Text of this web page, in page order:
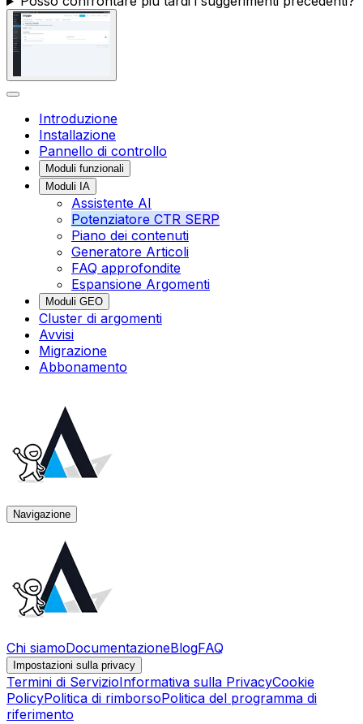
Introduzione
Installazione
Pannello di controllo
Moduli funzionali
Moduli IA
Assistente AI
Potenziatore CTR SERP
Piano dei contenuti
Generatore Articoli
FAQ approfondite
Espansione Argomenti
Moduli GEO
Cluster di argomenti
Avvisi
Migrazione
Abbonamento
Navigazione
Chi siamoDocumentazioneBlogFAQ
Impostazioni sulla privacy
Termini di ServizioInformativa sulla PrivacyCookie
PolicyPolitica di rimborsoPolitica del programma di
riferimento